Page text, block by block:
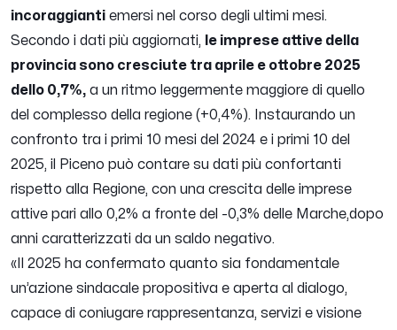
incoraggianti emersi nel corso degli ultimi mesi.
Secondo i dati più aggiornati,
le imprese attive della
provincia sono cresciute tra aprile e ottobre 2025
dello 0,7%, a un ritmo leggermente maggiore di quello
del complesso della regione (+0,4%). Instaurando un
confronto tra i primi 10 mesi del 2024 e i primi 10 del
2025, il Piceno può contare su dati più confortanti
rispetto alla Regione, con una crescita delle imprese
attive pari allo 0,2% a fronte del -0,3% delle Marche,dopo
anni caratterizzati da un saldo negativo.
« Il 2025 ha confermato quanto sia fondamentale
un’azione sindacale propositiva e aperta al dialogo,
capace di coniugare rappresentanza, servizi e visione